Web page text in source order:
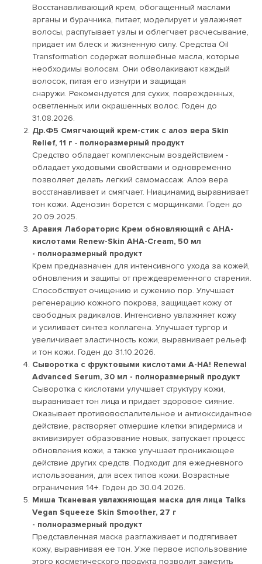
Восстанавливающий крем, обогащенный маслами
арганы и бурачника, питает, моделирует и увлажняет
волосы, распутывает узлы и облегчает расчесывание,
придает им блеск и жизненную силу. Средства Oil
Transformation содержат волшебные масла, которые
необходимы волосам. Они обволакивают каждый
волосок, питая его изнутри и защищая
снаружи. Рекомендуется для сухих, поврежденных,
осветленных или окрашенных волос. Годен до
31.08.2026.
Др.Ф5 Смягчающий крем-стик с алоэ вера Skin
Relief, 11 г - полноразмерный продукт
Средство обладает комплексным воздействием -
обладает уходовыми свойствами и одновременно
позволяет делать легкий самомассаж. Алоэ вера
восстанавливает и смягчает. Ниацинамид выравнивает
тон кожи. Аденозин борется с морщинками. Годен до
20.09.2025.
Аравия Лабораторис Крем обновляющий с АНА-
кислотами Renew-Skin AHA-Cream, 50 мл
- полноразмерный продукт
Крем предназначен для интенсивного ухода за кожей,
обновления и защиты от преждевременного старения.
Способствует очищению и сужению пор. Улучшает
регенерацию кожного покрова, защищает кожу от
свободных радикалов. Интенсивно увлажняет кожу
и усиливает синтез коллагена. Улучшает тургор и
увеличивает эластичность кожи, выравнивает рельеф
и тон кожи. Годен до 31.10.2026.
Сыворотка с фруктовыми кислотами A-HA! Renewal
Advanced Serum, 30 мл - полноразмерный продукт
Сыворотка с кислотами улучшает структуру кожи,
выравнивает тон лица и придает здоровое сияние.
Оказывает противовоспалительное и антиоксидантное
действие, растворяет отмершие клетки эпидермиса и
активизирует образование новых, запускает процесс
обновления кожи, а также улучшает проникающее
действие других средств. Подходит для ежедневного
использования, для всех типов кожи. Возрастные
ограничения 14+. Годен до 30.04.2026.
Миша Тканевая увлажняющая маска для лица Talks
Vegan Squeeze Skin Smoother, 27 г
- полноразмерный продукт
Представленная маска разглаживает и подтягивает
кожу, выравнивая ее тон. Уже первое использование
этого косметического продукта позволит заметить